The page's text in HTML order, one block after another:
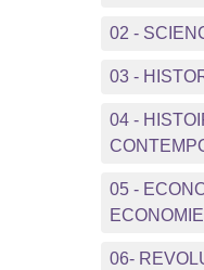
02 -
03 -
04 -
05 -
06-